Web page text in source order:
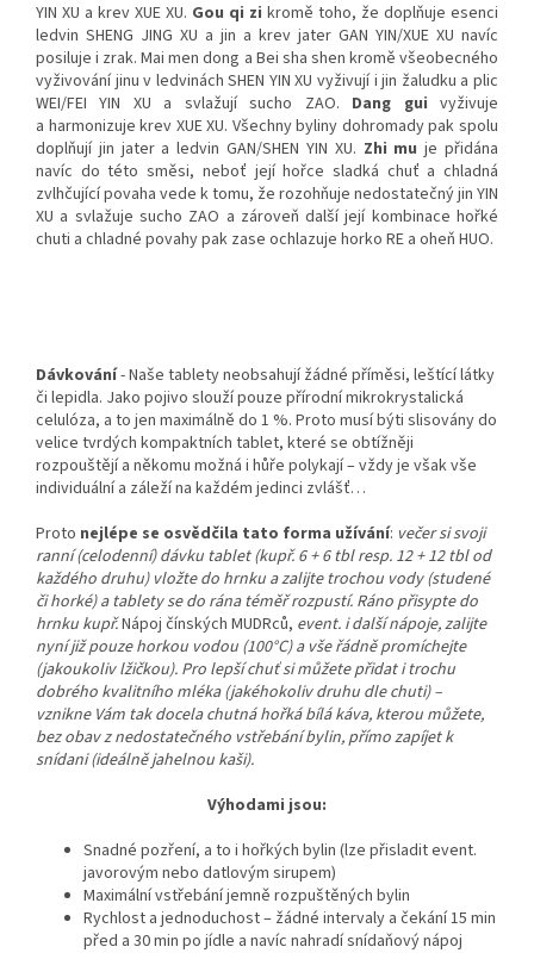
YIN XU a krev XUE XU. Gou qi zi kromě toho, že doplňuje esenci
ledvin SHENG JING XU a jin a krev jater GAN YIN/XUE XU navíc
posiluje i zrak. Mai men dong a Bei sha shen kromě všeobecného
vyživování jinu v ledvinách SHEN YIN XU vyživují i jin žaludku a plic
WEI/FEI YIN XU a svlažují sucho ZAO. Dang gui vyživuje
a harmonizuje krev XUE XU. Všechny byliny dohromady pak spolu
doplňují jin jater a ledvin GAN/SHEN YIN XU. Zhi mu je přidána
navíc do této směsi, neboť její hořce sladká chuť a chladná
zvlhčující povaha vede k tomu, že rozohňuje nedostatečný jin YIN
XU a svlažuje sucho ZAO a zároveň další její kombinace hořké
chuti a chladné povahy pak zase ochlazuje horko RE a oheň HUO.
Dávkování-Naše tablety neobsahují žádné příměsi, leštící látky
či lepidla. Jako pojivo slouží pouze přírodní mikrokrystalická
celulóza, a to jen maximálně do 1 %. Proto musí býti slisovány do
velice tvrdých kompaktních tablet, které se obtížněji
rozpouštějí a někomu možná i hůře polykají – vždy je však vše
individuální a záleží na každém jedinci zvlášť…
Proto nejlépe se osvědčila tato forma užívání: večer si svoji
ranní (celodenní) dávku tablet (kupř. 6 + 6 tbl resp. 12 + 12 tbl od
každého druhu) vložte do hrnku a zalijte trochou vody (studené
či horké) a tablety se do rána téměř rozpustí. Ráno přisypte do
hrnku kupř.Nápoj čínských MUDRců, event. i další nápoje, zalijte
nyní již pouze horkou vodou (100°C) a vše řádně promíchejte
(jakoukoliv lžičkou). Pro lepší chuť si můžete přidat i trochu
dobrého kvalitního mléka (jakéhokoliv druhu dle chuti) –
vznikne Vám tak docela chutná hořká bílá káva, kterou můžete,
bez obav z nedostatečného vstřebání bylin, přímo zapíjet k
snídani (ideálně jahelnou kaši).
Výhodami jsou:
Snadné pozření, a to i hořkých bylin (lze přisladit event.
javorovým nebo datlovým sirupem)
Maximální vstřebání jemně rozpuštěných bylin
Rychlost a jednoduchost – žádné intervaly a čekání 15 min
před a 30 min po jídle a navíc nahradí snídaňový nápoj